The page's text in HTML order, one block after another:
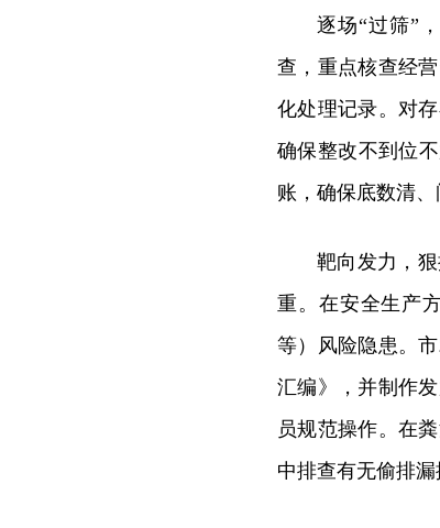
逐场“过筛”
查，重点核查经
化处理记录。对
确保整改不到位
账，确保底数清、
靶向发力，
重。在安全生产
等）风险隐患。
汇编》，并制作
员规范操作。在
中排查有无偷排漏